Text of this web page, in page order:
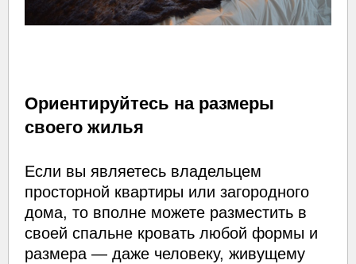
Ориентируйтесь на размеры
своего жилья
Если вы являетесь владельцем
просторной квартиры или загородного
дома, то вполне можете разместить в
своей спальне кровать любой формы и
размера — даже человеку, живущему